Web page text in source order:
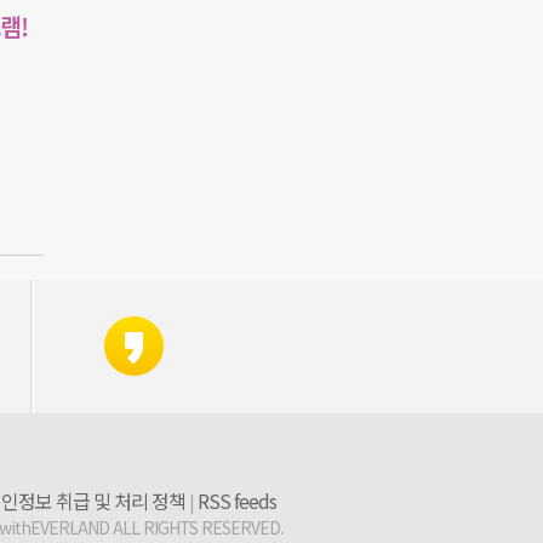
!
정보 취급 및 처리 정책 | RSS feeds
ALL RIGHTS RESERVED.